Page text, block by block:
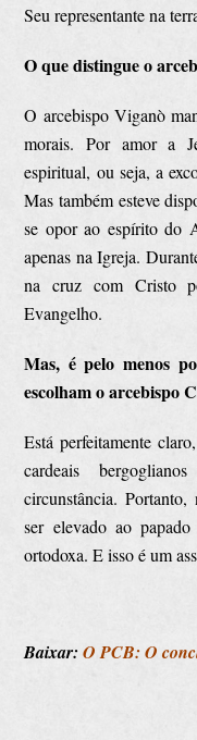
Seu representante na
O que distingue o
O arcebispo Viganò
morais. Por amor a
espiritual, ou seja, a
Mas também esteve
se opor ao espírito do
apenas na Igreja.
na cruz com Cristo
Evangelho.
Mas, é pelo menos
escolham o arcebispo
Está perfeitamente
cardeais
circunstância. Portanto,
ser elevado ao
ortodoxa. E isso é um
Baixar:O PCB: O